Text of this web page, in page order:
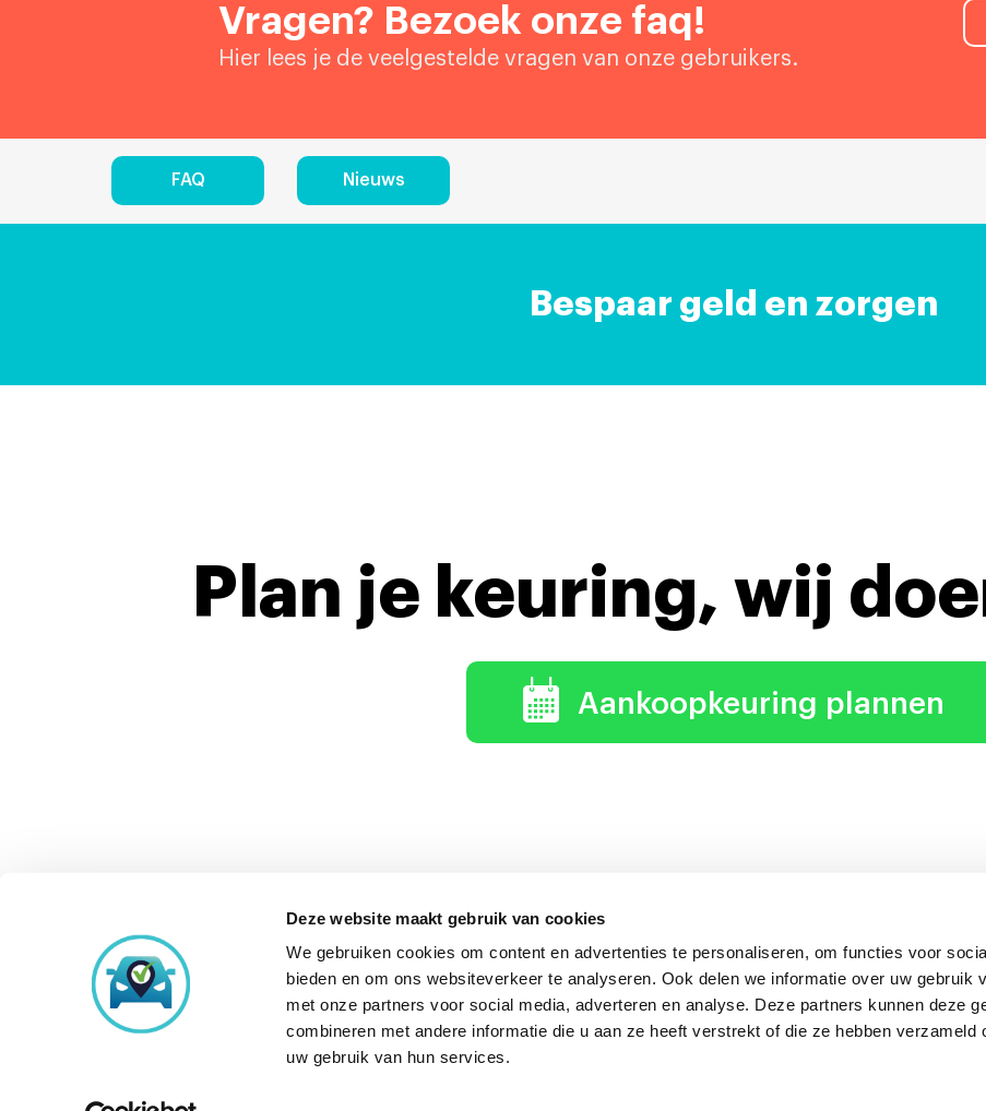
Deze website maakt gebruik van cookies
We gebruiken cookies om content en advertenties te personaliseren, om functies voor
bieden en om ons websiteverkeer te analyseren. Ook delen we informatie over uw gebruik
met onze partners voor social media, adverteren en analyse. Deze partners kunnen deze
combineren met andere informatie die u aan ze heeft verstrekt of die ze hebben verzameld
uw gebruik van hun services.
Vragen? Bezoek onze faq!
Hier lees je de veelgestelde vragen van onze gebruikers.
FAQ Nieuws
Bespaar geld en zorgen
Plan je keuring, wij
Aankoopkeuring plannen
Onze aankoopkeuring verdient zich altijd